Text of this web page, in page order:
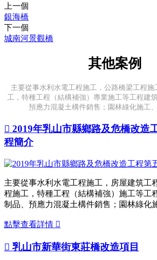
上一個
銀海橋
下一個
城南河景觀橋
其他案例
主要從事水利水電工程施工，公路橋梁工程
工，特種工程（結構補強）專業施工等工程建
預應力混凝土構件銷售；園林綠化施工
 2019年乳山市縣鄉路及危橋改造
程簡介
主要從事水利水電工程施工，房屋建筑工
程施工，特種工程（結構補強）施工等工
制品、預應力混凝土構件銷售；園林綠化
點擊查看詳情 
 乳山市新華街東莊橋改造項目